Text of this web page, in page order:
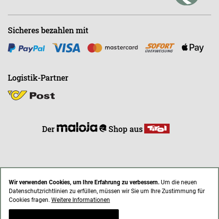
Wir verwenden Cookies, um Ihre Erfahrung zu verbessern. Um die neuen
Datenschutzrichtlinien zu erfüllen, müssen wir Sie um Ihre Zustimmung für
Cookies fragen. Weitere Informationen
Sicheres bezahlen mit
Logistik-Partner
Der Shop aus
AGB Impressum Datenschutz
* Alle Preise inkl. gesetzl. Mehrwertsteuer zzgl. Versandkosten